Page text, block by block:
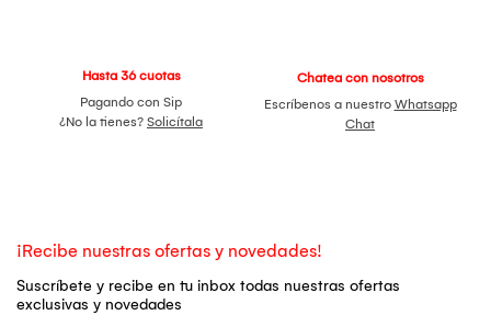
Hasta 36 cuotas
Pagando con Sip
¿No la tienes? Solicítala
Chatea con nosotros
Escríbenos a nuestro Whatsapp
Chat
¡Recibe nuestras ofertas y novedades!
Suscríbete y recibe en tu inbox todas nuestras ofertas
exclusivas y novedades